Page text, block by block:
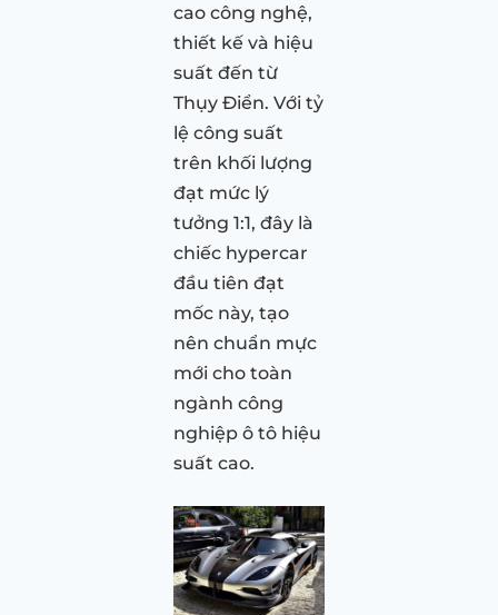
cao công nghệ,
thiết kế và hiệu
suất đến từ
Thụy Điển. Với tỷ
lệ công suất
trên khối lượng
đạt mức lý
tưởng 1:1, đây là
chiếc hypercar
đầu tiên đạt
mốc này, tạo
nên chuẩn mực
mới cho toàn
ngành công
nghiệp ô tô hiệu
suất cao.